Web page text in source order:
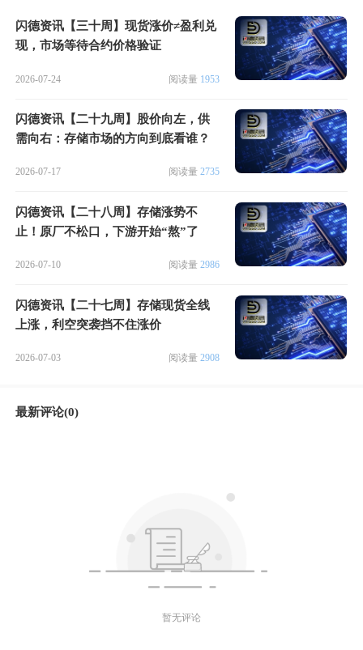
闪德资讯【三十周】现货涨价≠盈利兑
现，市场等待合约价格验证
2026-07-24 阅读量 1953
闪德资讯【二十九周】股价向左，供
需向右：存储市场的方向到底看谁？
2026-07-17 阅读量 2735
闪德资讯【二十八周】存储涨势不
止！原厂不松口，下游开始“熬”了
2026-07-10 阅读量 2986
闪德资讯【二十七周】存储现货全线
上涨，利空突袭挡不住涨价
2026-07-03 阅读量 2908
最新评论(0)
暂无评论